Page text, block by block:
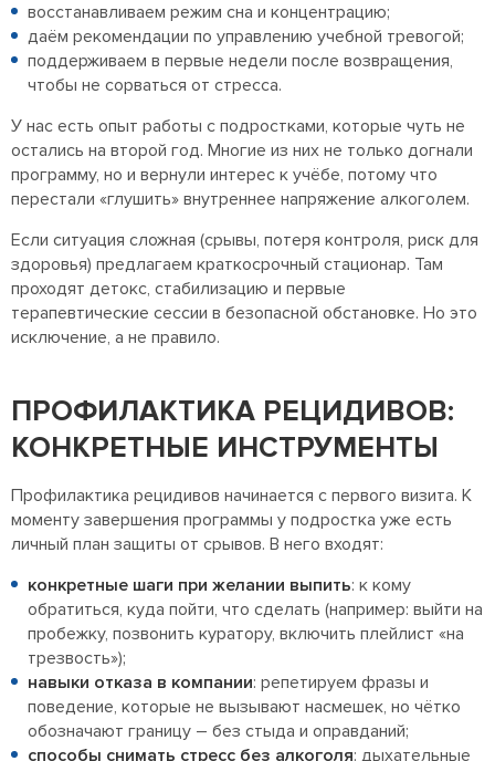
восстанавливаем режим сна и концентрацию;
даём рекомендации по управлению учебной тревогой;
поддерживаем в первые недели после возвращения,
чтобы не сорваться от стресса.
У нас есть опыт работы с подростками, которые чуть не
остались на второй год. Многие из них не только догнали
программу, но и вернули интерес к учёбе, потому что
перестали «глушить» внутреннее напряжение алкоголем.
Если ситуация сложная (срывы, потеря контроля, риск для
здоровья) предлагаем краткосрочный стационар. Там
проходят детокс, стабилизацию и первые
терапевтические сессии в безопасной обстановке. Но это
исключение, а не правило.
ПРОФИЛАКТИКА РЕЦИДИВОВ:
КОНКРЕТНЫЕ ИНСТРУМЕНТЫ
Профилактика рецидивов начинается с первого визита. К
моменту завершения программы у подростка уже есть
личный план защиты от срывов. В него входят:
конкретные шаги при желании выпить: к кому
обратиться, куда пойти, что сделать (например: выйти на
пробежку, позвонить куратору, включить плейлист «на
трезвость»);
навыки отказа в компании: репетируем фразы и
поведение, которые не вызывают насмешек, но чётко
обозначают границу – без стыда и оправданий;
способы снимать стресс без алкоголя: дыхательные